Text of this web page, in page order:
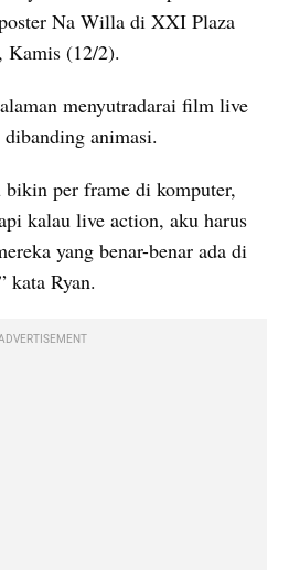
Na Willa di XXI Plaza
Kamis (12/2).
menyutradarai film live
animasi.
per frame di komputer,
kalau live action, aku harus
yang benar-benar ada di
kata Ryan.